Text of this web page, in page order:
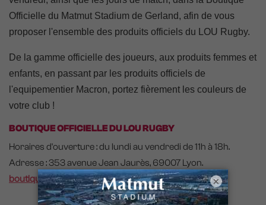
Officielle du Matmut Stadium de Gerland, afin de vous
proposer l'ensemble des produits officiels du LOU Rugby.
De la gamme officielle des joueurs, aux produits femmes et
enfants, en passant par les produits officiels de
l'equipementier Macron, portez fièrement les couleurs de
votre club !
BOUTIQUE OFFICIELLE DU LOU RUGBY
Horaires d'ouverture : du lundi au vendredi de 11h à 18h.
Adresse : 353 avenue Jean Jaurès, 69007 Lyon.
boutique.lourugby.fr
×